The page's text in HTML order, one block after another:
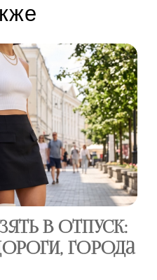
в отпуск:
города